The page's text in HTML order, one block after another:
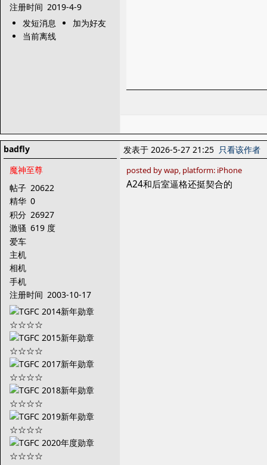
注册时间 2019-4-9
发短消息
加为好友
当前离线
badfly
魔神至尊
帖子 20622
精华 0
积分 26927
激骚 619 度
爱车
主机
相机
手机
注册时间 2003-10-17
发表于 2026-5-27 21:25 只看该作者
posted by wap, platform: iPhone
A24和后室逼格还挺契合的